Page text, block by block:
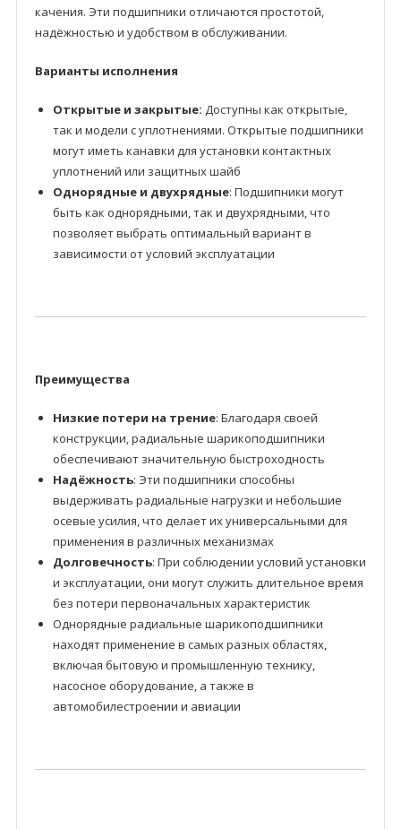
качения. Эти подшипники отличаются простотой,
надёжностью и удобством в обслуживании.
Варианты исполнения
Открытые и закрытые: Доступны как открытые,
так и модели с уплотнениями. Открытые подшипники
могут иметь канавки для установки контактных
уплотнений или защитных шайб
Однорядные и двухрядные: Подшипники могут
быть как однорядными, так и двухрядными, что
позволяет выбрать оптимальный вариант в
зависимости от условий эксплуатации
Преимущества
Низкие потери на трение: Благодаря своей
конструкции, радиальные шарикоподшипники
обеспечивают значительную быстроходность
Надёжность: Эти подшипники способны
выдерживать радиальные нагрузки и небольшие
осевые усилия, что делает их универсальными для
применения в различных механизмах
Долговечность: При соблюдении условий установки
и эксплуатации, они могут служить длительное время
без потери первоначальных характеристик
Однорядные радиальные шарикоподшипники
находят применение в самых разных областях,
включая бытовую и промышленную технику,
насосное оборудование, а также в
автомобилестроении и авиации